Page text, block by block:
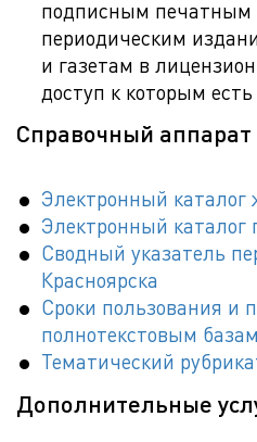
подписным печатным
периодическим
и газетам в
доступ к которым
Справочный аппарат
Электронный каталог
Электронный каталог
Сводный указатель
Красноярска
Сроки пользования и
полнотекстовым базам
Тематический
Дополнительные